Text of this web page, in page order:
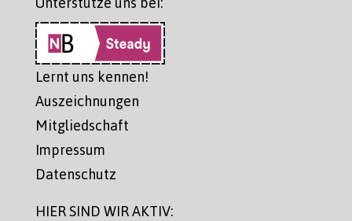
Lernt uns kennen!
Auszeichnungen
Mitgliedschaft
Impressum
Datenschutz
HIER SIND WIR AKTIV: